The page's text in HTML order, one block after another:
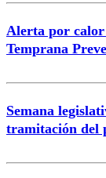
Alerta por
Temprana
Semana
tramitación del